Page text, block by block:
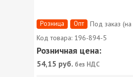
Розница Опт
Под заказ
Код товара: 196-894-5
Розничная цена:
54,15 руб. без НДС